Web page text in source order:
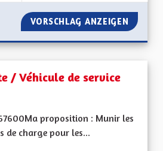
VORSCHLAG ANZEIGEN
/ Véhicule de service
proposition : Munir les
de charge pour les...